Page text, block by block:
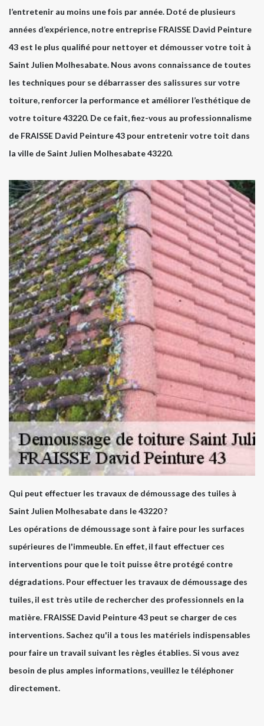
l’entretenir au moins une fois par année. Doté de plusieurs
années d’expérience, notre entreprise FRAISSE David Peinture
43 est le plus qualifié pour nettoyer et démousser votre toit à
Saint Julien Molhesabate. Nous avons connaissance de toutes
les techniques pour se débarrasser des salissures sur votre
toiture, renforcer la performance et améliorer l’esthétique de
votre toiture 43220. De ce fait, fiez-vous au professionnalisme
de FRAISSE David Peinture 43 pour entretenir votre toit dans
la ville de Saint Julien Molhesabate 43220.
Qui peut effectuer les travaux de démoussage des tuiles à
Saint Julien Molhesabate dans le 43220 ?
Les opérations de démoussage sont à faire pour les surfaces
supérieures de l'immeuble. En effet, il faut effectuer ces
interventions pour que le toit puisse être protégé contre
dégradations. Pour effectuer les travaux de démoussage des
tuiles, il est très utile de rechercher des professionnels en la
matière. FRAISSE David Peinture 43 peut se charger de ces
interventions. Sachez qu'il a tous les matériels indispensables
pour faire un travail suivant les règles établies. Si vous avez
besoin de plus amples informations, veuillez le téléphoner
directement.